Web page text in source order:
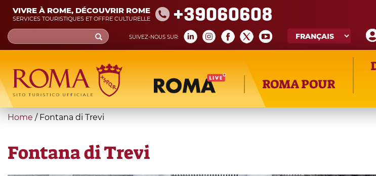
Skip
main
content
VIVRE À ROME, DÉCOUVRIR ROME
SERVICES TOURISTIQUES ET OFFRE CULTURELLE +39060608
SUIVEZ-NOUS SUR:
Search
form
Recherche
ROMA POUR
You
here
Home / Fontana di Trevi
Fontana di Trevi